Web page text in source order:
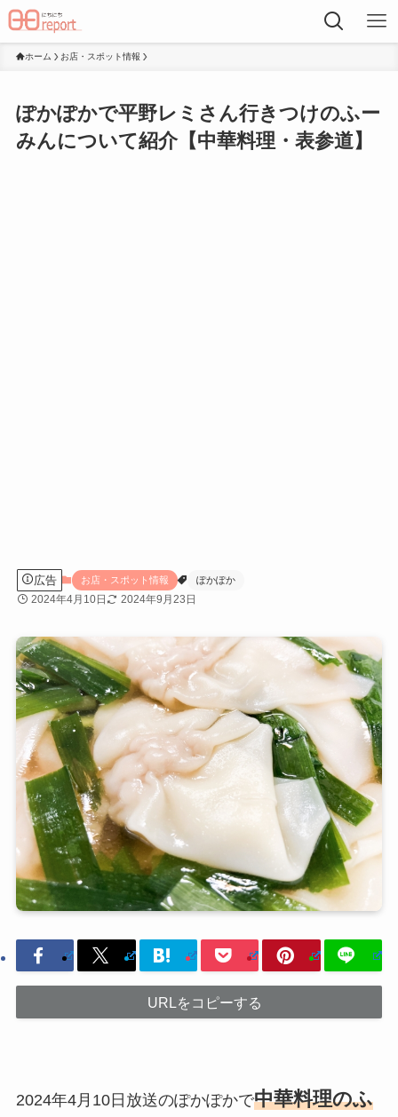
ホーム お店・スポット情報
ぽかぽかで平野レミさん行きつけのふー
みんについて紹介【中華料理・表参道】
広告 お店・スポット情報 ぽかぽか
2024年4月10日 2024年9月23日
URLをコピーする
2024年4月10日放送のぽかぽかで中華料理のふ